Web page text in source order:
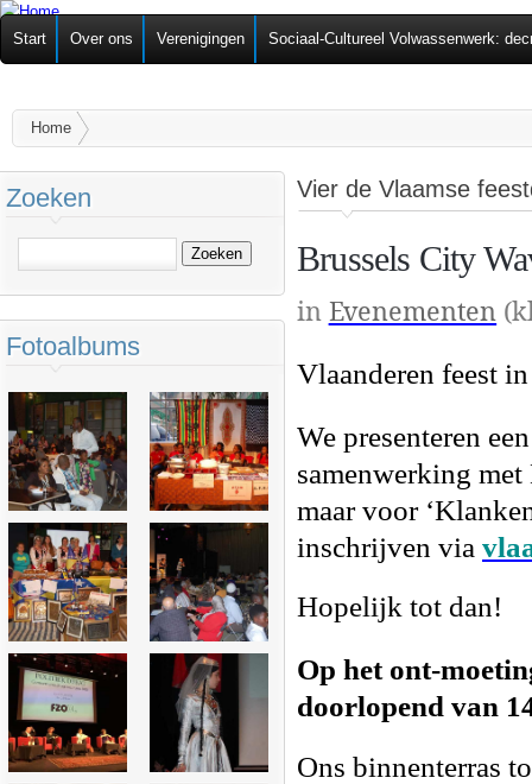
Federatie van
Zelforganisaties
Start Over ons Verenigingen Sociaal-Cultureel Volwassenwerk:
U bent hier
Home
Vier de Vlaamse
Brussels City
in Evenementen
Vlaanderen feest
We presenteren
samenwerking
maar voor
inschrijven via
Hopelijk tot dan!
Op het ont-
doorlopend van
Ons binnenterras
Zoeken
Fotoalbums